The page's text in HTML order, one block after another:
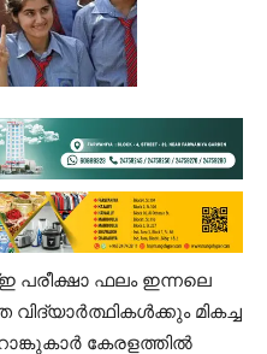
ഫലം ഇന്നലെ
മികച്ച
കേരളത്തിൽ